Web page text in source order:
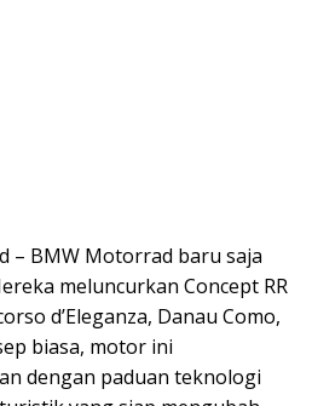
– BMW Motorrad baru saja
meluncurkan Concept RR
d’Eleganza, Danau Como,
biasa, motor ini
dengan paduan teknologi